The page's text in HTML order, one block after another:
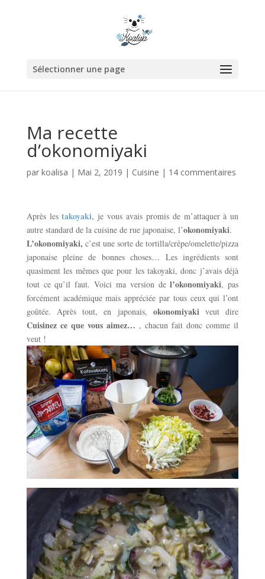
Sélectionner une page
Ma recette
d’okonomiyaki
par koalisa | Mai 2, 2019 | Cuisine | 14 commentaires
Après lestakoyaki, je vous avais promis de m’attaquer à un
autre standard de la cuisine de rue japonaise, l’okonomiyaki.
L’okonomiyaki, c’est une sorte de tortilla/crêpe/omelette/pizza
japonaise pleine de bonnes choses… Les ingrédients sont
quasiment les mêmes que pour les takoyaki, donc j’avais déjà
tout ce qu’il faut. Voici ma version del’okonomiyaki, pas
forcément académique mais appréciée par tous ceux qui l’ont
goûtée. Après tout, en japonais, okonomiyaki veut dire
Cuisinez ce que vous aimez… , chacun fait donc comme il
veut !